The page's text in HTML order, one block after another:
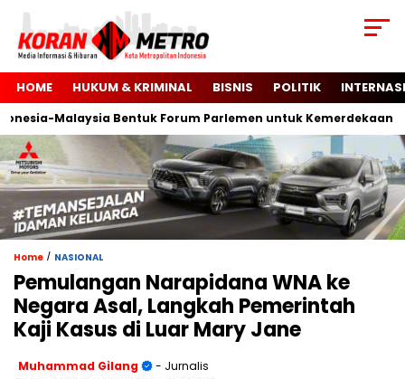
HOME HUKUM & KRIMINAL BISNIS POLITIK
Malaysia Bentuk Forum Parlemen untuk Kemerdekaan
Home / NASIONAL
Pemulangan Narapidana WNA ke
Negara Asal, Langkah Pemerintah
Kaji Kasus di Luar Mary Jane
Muhammad Gilang
- Jurnalis